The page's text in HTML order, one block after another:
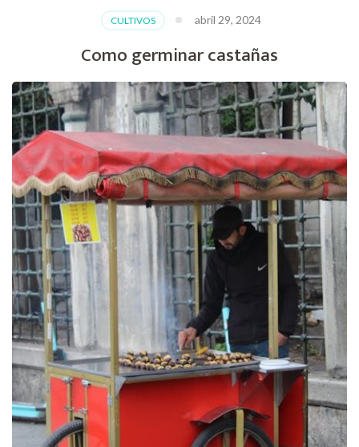
CULTIVOS abril 29, 2024
Como germinar castañas